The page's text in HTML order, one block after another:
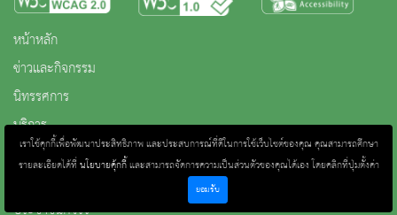
เราใช้คุกกี้เพื่อพัฒนาประสิทธิภาพ และประสบการณ์ที่ดีในการใช้เว็บไซต์ของคุณ คุณสามารถศึกษา
รายละเอียดได้ที่นโยบายคุ้กกี้และสามารถจัดการความเป็นส่วนตัวของคุณได้เอง โดยคลิกที่ปุ่มตั้งค่า
ยอมรับ
หน้าหลัก
ข่าวและกิจกรรม
นิทรรศการ
บริการ
เกี่ยวกับหน่วยงาน